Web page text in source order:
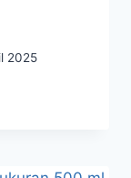
2025